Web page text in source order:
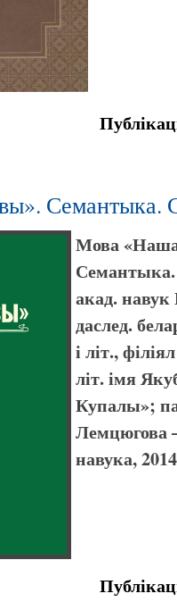
Семантыка.
Мова
акад.
даслед.
і літ.,
літ. імя
Купалы»;
Лемцюгова
навука,